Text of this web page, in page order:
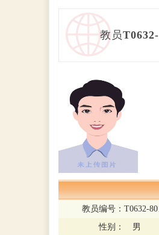
教员
教员编号： T0632-
性别：
男